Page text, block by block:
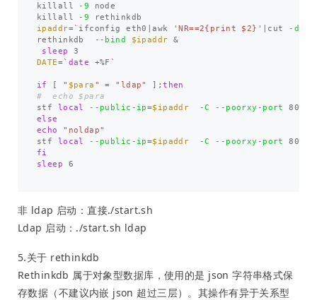
killall -9 node
killall -9
ipaddr=` ifconfig eth0|awk 'NR==2{print $2}' |cut -d
rethinkdb
--bind $ipaddr &
sleep
DATE=` date +%F `
if [ " $para " = "ldap" ] ;then
#  echo $para
stf local --public-ip=$ipaddr -C --poorxy-port 80
echo
"noldap"
stf local --public-ip=$ipaddr -C --poorxy-port 80
sleep 6
非 ldap 启动：直接./start.sh
Ldap 启动：./start.sh ldap
5.关于 rethinkdb
Rethinkdb 属于对象型数据库，使用的是 json 字符串格式保
存数据（不建议内嵌 json 超过三层）。其操作有异于关系型